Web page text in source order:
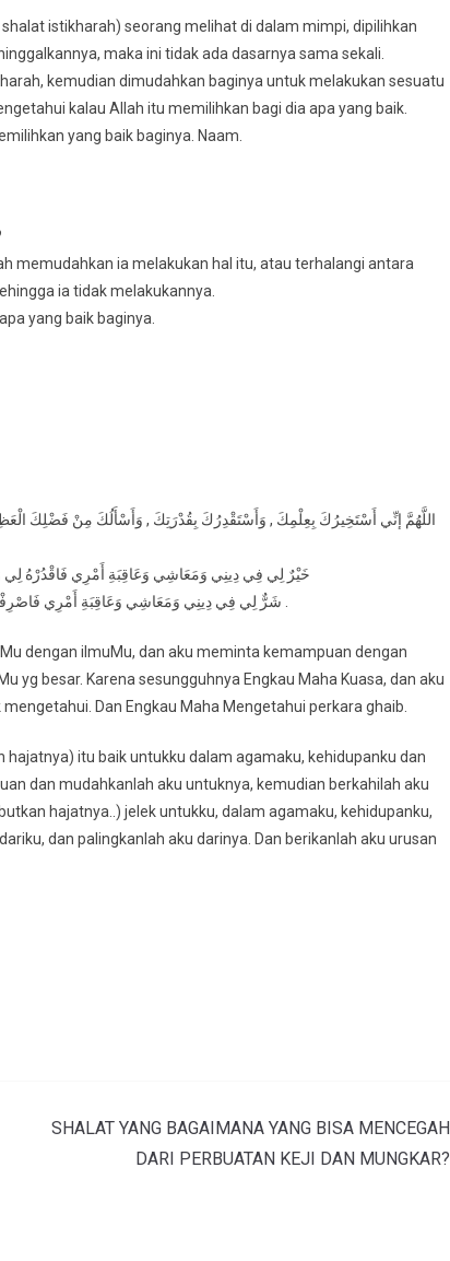
istikharah) seorang melihat di dalam mimpi, dipilihkan
maka ini tidak ada dasarnya sama sekali.
kemudian dimudahkan baginya untuk melakukan sesuatu
kalau Allah itu memilihkan bagi dia apa yang baik.
yang baik baginya. Naam.
memudahkan ia melakukan hal itu, atau terhalangi antara
ia tidak melakukannya.
yang baik baginya.
خَيْرٌ لِي فِي دِينِي وَمَعَاشِي وَعَاقِبَةِ أَمْرِي فَاقْدُرْهُ لِي
شَرٌّ لِي فِي دِينِي وَمَعَاشِي وَعَاقِبَةِ أَمْرِي فَاصْرِفْهُ عَنِّي وَاصْرِفْنِي عَنْهُ وَاقْدُرْ لِي الْخَيْرَ حَيْثُ كَانَ ثُمَّ ارْضِنِي بِهِ .
dengan ilmuMu, dan aku meminta kemampuan dengan
yg besar. Karena sesungguhnya Engkau Maha Kuasa, dan aku
Dan Engkau Maha Mengetahui perkara ghaib.
hajatnya) itu baik untukku dalam agamaku, kehidupanku dan
dan mudahkanlah aku untuknya, kemudian berkahilah aku
hajatnya..) jelek untukku, dalam agamaku, kehidupanku,
dan palingkanlah aku darinya. Dan berikanlah aku urusan
SHALAT YANG BAGAIMANA YANG BISA MENCEGAH
DARI PERBUATAN KEJI DAN MUNGKAR?